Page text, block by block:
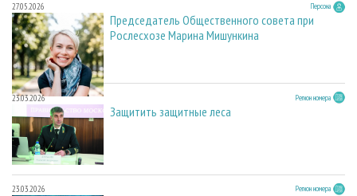
27.05.2026 Персона
Председатель Общественного совета при
Рослесхозе Марина Мишункина
23.03.2026 Регион номера
Защитить защитные леса
23.03.2026 Регион номера